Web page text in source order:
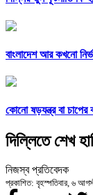
বাংলাদেশ আর কখনো
কোনো ষড়যন্ত্র বা চাপের
দিল্লিতে শেখ
নিজস্ব প্রতিবেদক
প্রকাশিত: বৃহস্পতিবার, ৬